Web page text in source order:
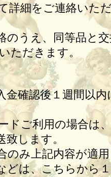
詳細をご連絡いた
のうえ、同等品と
ただきます。
金確認後１週間以内
ドご利用の場合は
致します。
のみ上記内容が適
どは、こちらから